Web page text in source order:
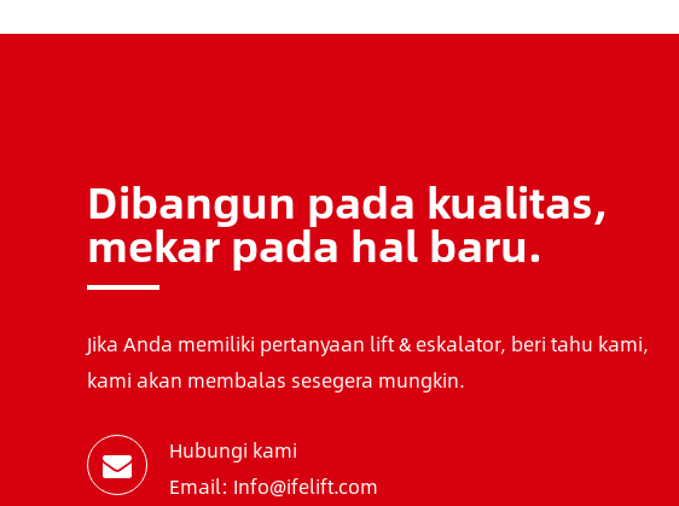
Dibangun pada kualitas,
mekar pada hal baru.
Jika Anda memiliki pertanyaan lift & eskalator, beri tahu kami,
kami akan membalas sesegera mungkin.
Hubungi kami
Email: Info@ifelift.com